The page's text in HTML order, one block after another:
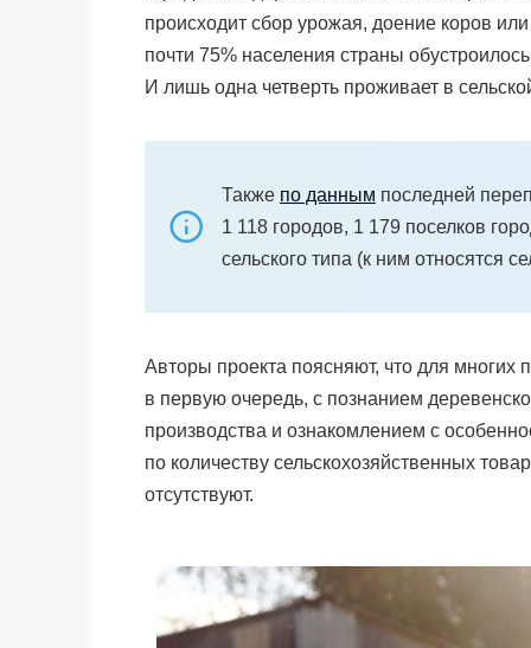
происходит сбор урожая, доение коров
почти 75% населения страны
И лишь одна четверть проживает в
Также по данным последней
1 118 городов, 1 179 поселков
сельского типа (к ним относятся
Авторы проекта поясняют, что для многих
в первую очередь, с познанием
производства и ознакомлением с
по количеству сельскохозяйственных
отсутствуют.